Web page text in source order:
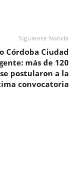
Siguiente Noticia
Córdoba Ciudad
más de 120
postularon a la
convocatoria